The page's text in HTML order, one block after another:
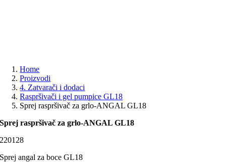
Home
Proizvodi
4. Zatvarači i dodaci
Raspršivači i gel pumpice GL18
Sprej raspršivač za grlo-ANGAL GL18
Sprej raspršivač za grlo-ANGAL GL18
220128
Sprej angal za boce GL18